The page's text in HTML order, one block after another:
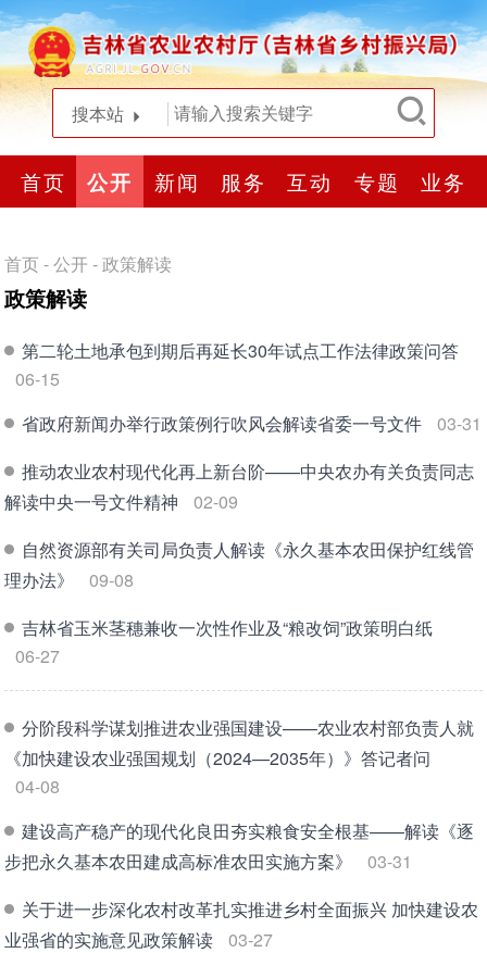
搜本站
首页 公开 新闻 服务 互动 专题 业务
首页-公开 -政策解读
政策解读
第二轮土地承包到期后再延长30年试点工作法律政策问答
06-15
省政府新闻办举行政策例行吹风会解读省委一号文件
03-31
推动农业农村现代化再上新台阶——中央农办有关负责同志
解读中央一号文件精神
02-09
自然资源部有关司局负责人解读《永久基本农田保护红线管
理办法》
09-08
吉林省玉米茎穗兼收一次性作业及“粮改饲”政策明白纸
06-27
分阶段科学谋划推进农业强国建设——农业农村部负责人就
《加快建设农业强国规划（2024—2035年）》答记者问
04-08
建设高产稳产的现代化良田夯实粮食安全根基——解读《逐
步把永久基本农田建成高标准农田实施方案》
03-31
关于进一步深化农村改革扎实推进乡村全面振兴 加快建设农
业强省的实施意见政策解读
03-27